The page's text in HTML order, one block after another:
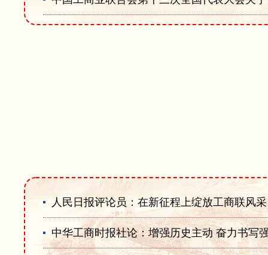
人民日报评论员：在新征程上绽放工商联风采
中华工商时报社论：增强历史主动 奋力书